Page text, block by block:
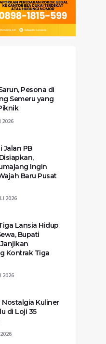
Pesona di
Semeru yang
2026
Jalan PB
Ingin
Baru Pusat
2026
Lansia Hidup
Bupati
Kontrak Tiga
2026
Kuliner
di Loji 35